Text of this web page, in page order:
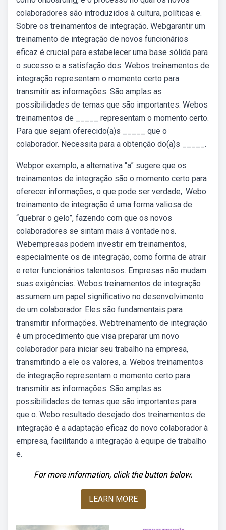
colaboradores são introduzidos à cultura, políticas e.
Sobre os treinamentos de integração. Webgarantir um
treinamento de integração de novos funcionários
eficaz é crucial para estabelecer uma base sólida para
o sucesso e a satisfação dos. Webos treinamentos de
integração representam o momento certo para
transmitir as informações. São amplas as
possibilidades de temas que são importantes. Webos
treinamentos de _____ representam o momento certo.
Para que sejam oferecido(a)s _____ que o
colaborador. Necessita para a obtenção do(a)s _____.
Webpor exemplo, a alternativa “a” sugere que os
treinamentos de integração são o momento certo para
oferecer informações, o que pode ser verdade,. Webo
treinamento de integração é uma forma valiosa de
“quebrar o gelo”, fazendo com que os novos
colaboradores se sintam mais à vontade nos.
Webempresas podem investir em treinamentos,
especialmente os de integração, como forma de atrair
e reter funcionários talentosos. Empresas não mudam
suas exigências. Webos treinamentos de integração
assumem um papel significativo no desenvolvimento
de um colaborador. Eles são fundamentais para
transmitir informações. Webtreinamento de integração
é um procedimento que visa preparar um novo
colaborador para iniciar seu trabalho na empresa,
transmitindo a ele os valores, a. Webos treinamentos
de integração representam o momento certo para
transmitir as informações. São amplas as
possibilidades de temas que são importantes para
que o. Webo resultado desejado dos treinamentos de
integração é a adaptação eficaz do novo colaborador à
empresa, facilitando a integração à equipe de trabalho
e.
For more information, click the button below.
LEARN MORE